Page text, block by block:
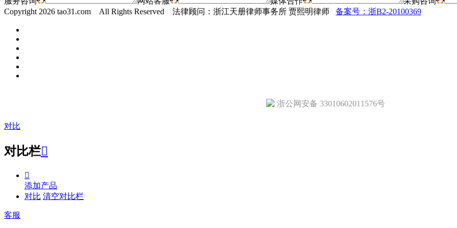
Copyright 2026 tao31.com All Rights Reserved 法律顾问：浙江天册律师事务所 贾熙明律师 备案号：浙B2-20100369
浙公网安备 33010602011576号
对比
对比栏

添加产品
对比 清空对比栏
客服